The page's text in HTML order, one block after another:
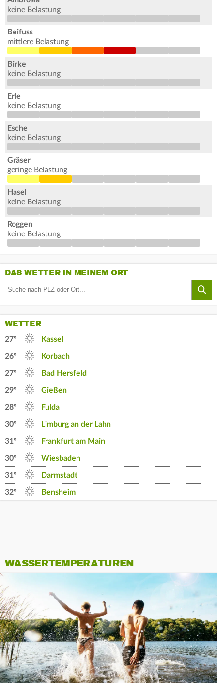
keine Belastung
Beifuss
mittlere Belastung
Birke
keine Belastung
Erle
keine Belastung
Esche
keine Belastung
Gräser
geringe Belastung
Hasel
keine Belastung
Roggen
keine Belastung
DAS WETTER IN MEINEM ORT
WETTER
27° Kassel
26° Korbach
27° Bad Hersfeld
29° Gießen
28° Fulda
30° Limburg an der Lahn
31° Frankfurt am Main
30° Wiesbaden
31° Darmstadt
32° Bensheim
WASSERTEMPERATUREN